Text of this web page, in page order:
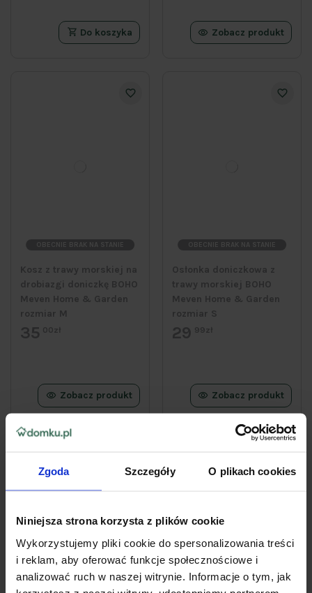
Zgoda Szczegóły O plikach cookies
Niniejsza strona korzysta z plików cookie
Wykorzystujemy pliki cookie do spersonalizowania treści
i reklam, aby oferować funkcje społecznościowe i
analizować ruch w naszej witrynie. Informacje o tym, jak
Do koszyka Zobacz produkt
OBECNIE BRAK NA STANIE
Kosz z trawy morskiej na
drobiazgi doniczkę BOHO
Meven Home & Garden
rozmiar M
35 00zł
Zobacz produkt
OBECNIE BRAK NA STANIE
Osłonka doniczkowa z
trawy morskiej BOHO
Meven Home & Garden
rozmiar S
29 99zł
Zobacz produkt